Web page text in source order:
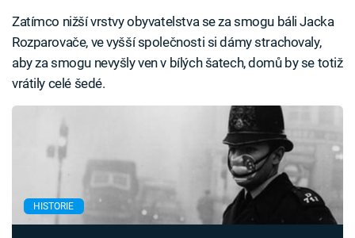
Zatímco nižší vrstvy obyvatelstva se za smogu báli Jacka
Rozparovače, ve vyšší společnosti si dámy strachovaly,
aby za smogu nevyšly ven v bílých šatech, domů by se totiž
vrátily celé šedé.
HISTORIE